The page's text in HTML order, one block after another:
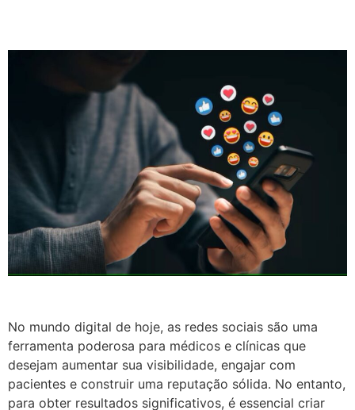
No mundo digital de hoje, as redes sociais são uma
ferramenta poderosa para médicos e clínicas que
desejam aumentar sua visibilidade, engajar com
pacientes e construir uma reputação sólida. No entanto,
para obter resultados significativos, é essencial criar